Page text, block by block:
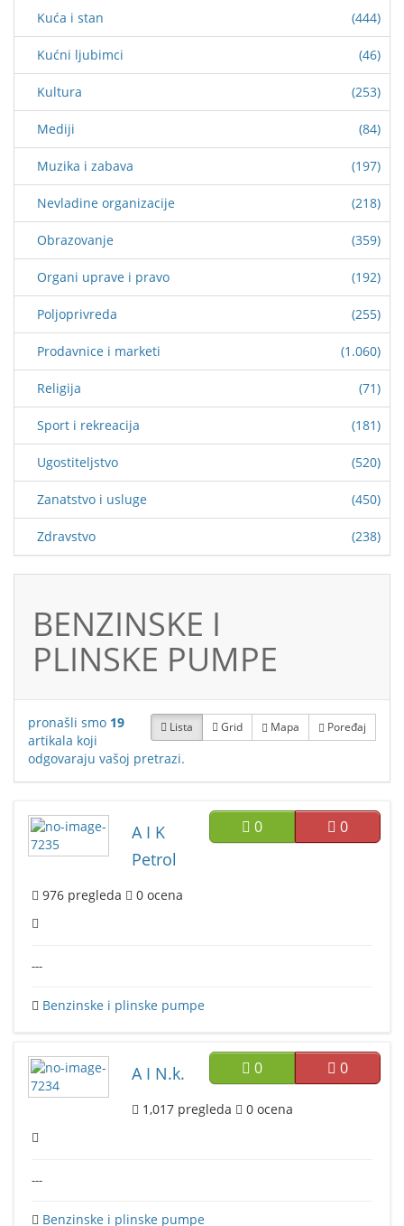
Kuća i stan (444)
Kućni ljubimci (46)
Kultura (253)
Mediji (84)
Muzika i zabava (197)
Nevladine organizacije (218)
Obrazovanje (359)
Organi uprave i pravo (192)
Poljoprivreda (255)
Prodavnice i marketi (1.060)
Religija (71)
Sport i rekreacija (181)
Ugostiteljstvo (520)
Zanatstvo i usluge (450)
Zdravstvo (238)
BENZINSKE I
PLINSKE PUMPE
Lista Grid Mapa Poređaj
pronašli smo 19
artikala koji
odgovaraju vašoj pretrazi.
0 0
A I K
Petrol
976 pregleda 0 ocena
---
Benzinske i plinske pumpe
0 0
A I N.k.
1,017 pregleda 0 ocena
---
Benzinske i plinske pumpe